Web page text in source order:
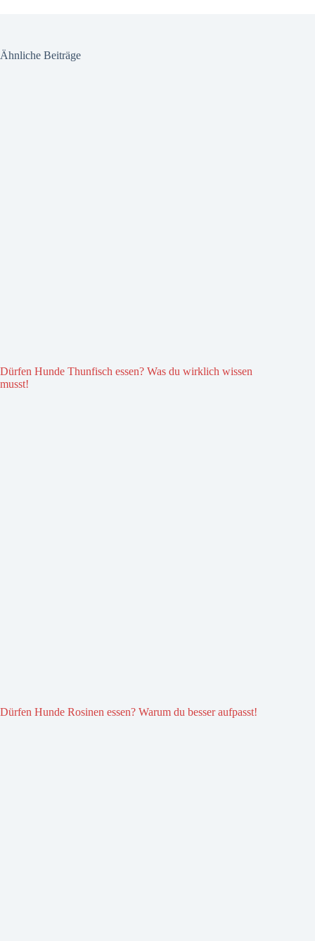
Ähnliche Beiträge
Dürfen Hunde Thunfisch essen? Was du wirklich wissen
musst!
Dürfen Hunde Rosinen essen? Warum du besser aufpasst!